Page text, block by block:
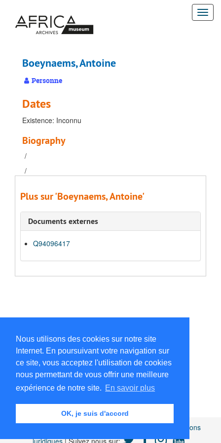
Nous utilisons des cookies sur notre site
Internet. En poursuivant votre navigation sur
ce site, vous acceptez l'utilisation de cookies
nous permettant de vous offrir une meilleure
expérience de notre site. En savoir plus
OK, je suis d'accord
contenu
Boeynaems, Antoine
Personne
Dates
Existence: Inconnu
Biography
/
/
Plus sur 'Boeynaems, Antoine'
Documents externes
Q94096417
Mentions
juridiques| Suivez nous sur: